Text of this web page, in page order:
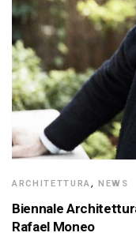
ARCHITETTURA, NEWS
Biennale
Rafael Moneo